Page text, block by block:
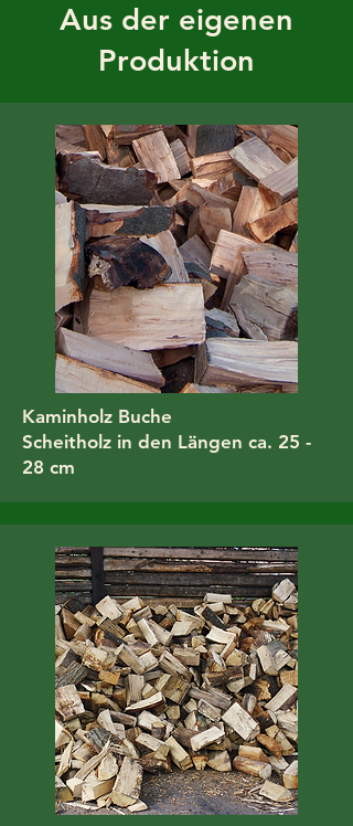
Aus der eigenen
Produktion
Kaminholz Buche
Scheitholz in den Längen ca. 25 -
28 cm